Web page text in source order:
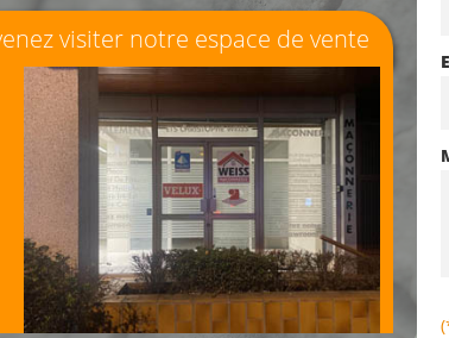
visiter notre espace de vente